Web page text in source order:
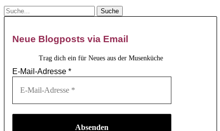
Neue Blogposts via Email
Trag dich ein für Neues aus der Musenküche
E-Mail-Adresse *